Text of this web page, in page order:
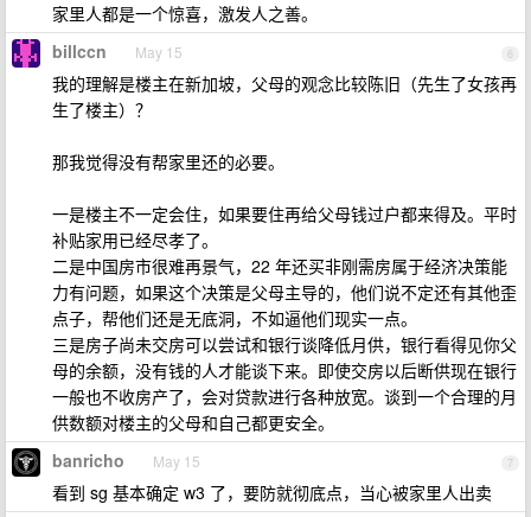
家里人都是一个惊喜，激发人之善。
6
billccn May 15
我的理解是楼主在新加坡，父母的观念比较陈旧（先生了女孩再
生了楼主）？
那我觉得没有帮家里还的必要。
一是楼主不一定会住，如果要住再给父母钱过户都来得及。平时
补贴家用已经尽孝了。
二是中国房市很难再景气，22 年还买非刚需房属于经济决策能
力有问题，如果这个决策是父母主导的，他们说不定还有其他歪
点子，帮他们还是无底洞，不如逼他们现实一点。
三是房子尚未交房可以尝试和银行谈降低月供，银行看得见你父
母的余额，没有钱的人才能谈下来。即使交房以后断供现在银行
一般也不收房产了，会对贷款进行各种放宽。谈到一个合理的月
供数额对楼主的父母和自己都更安全。
7
banricho May 15
看到 sg 基本确定 w3 了，要防就彻底点，当心被家里人出卖